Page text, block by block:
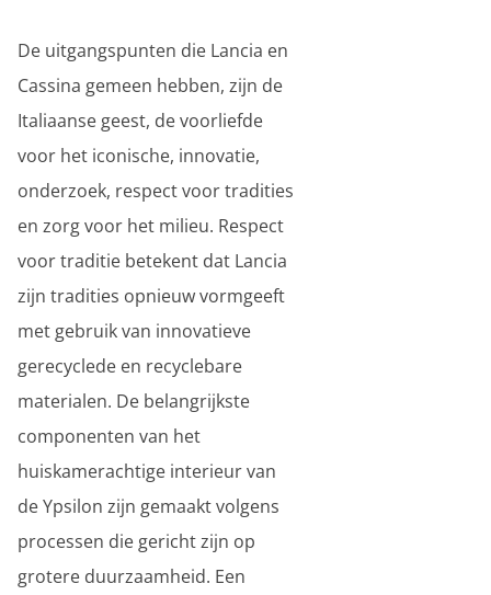
De uitgangspunten die Lancia en
Cassina gemeen hebben, zijn de
Italiaanse geest, de voorliefde
voor het iconische, innovatie,
onderzoek, respect voor tradities
en zorg voor het milieu. Respect
voor traditie betekent dat Lancia
zijn tradities opnieuw vormgeeft
met gebruik van innovatieve
gerecyclede en recyclebare
materialen. De belangrijkste
componenten van het
huiskamerachtige interieur van
de Ypsilon zijn gemaakt volgens
processen die gericht zijn op
grotere duurzaamheid. Een